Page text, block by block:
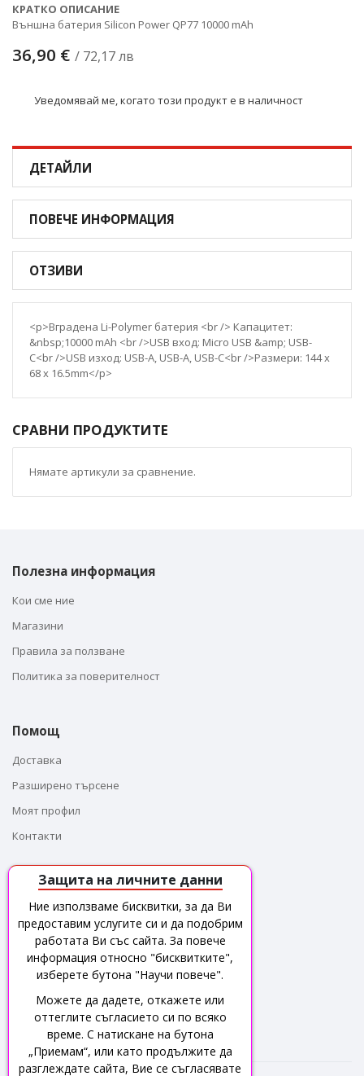
КРАТКО ОПИСАНИЕ
Външна батерия Silicon Power QP77 10000 mAh
36,90 € / 72,17 лв
Уведомявай ме, когато този продукт е в наличност
ДЕТАЙЛИ
ПОВЕЧЕ ИНФОРМАЦИЯ
ОТЗИВИ
<p>Вградена Li-Polymer батерия <br /> Капацитет:
&nbsp;10000 mAh <br />USB вход: Micro USB &amp; USB-
C<br />USB изход: USB-A, USB-A, USB-C<br />Размери: 144 x
68 x 16.5mm</p>
СРАВНИ ПРОДУКТИТЕ
Нямате артикули за сравнение.
Полезна информация
Кои сме ние
Магазини
Правила за ползване
Политика за поверителност
Помощ
Доставка
Разширено търсене
Моят профил
Контакти
За контакти
Адрес : гр. Бургас,
ж.к Братя Миладинови, бл.117
(Народен Юмрук), вх.1, партер
Имейл: sales@leadertechnologies.bg
Телефон : +35956 821 300
Защита на личните данни
Ние използваме бисквитки, за да Ви
предоставим услугите си и да подобрим
работата Ви със сайта. За повече
информация относно "бисквитките",
изберете бутона "Научи повече".
Можете да дадете, откажете или
оттеглите съгласието си по всяко
време. С натискане на бутона
„Приемам“, или като продължите да
разглеждате сайта, Вие се съгласявате